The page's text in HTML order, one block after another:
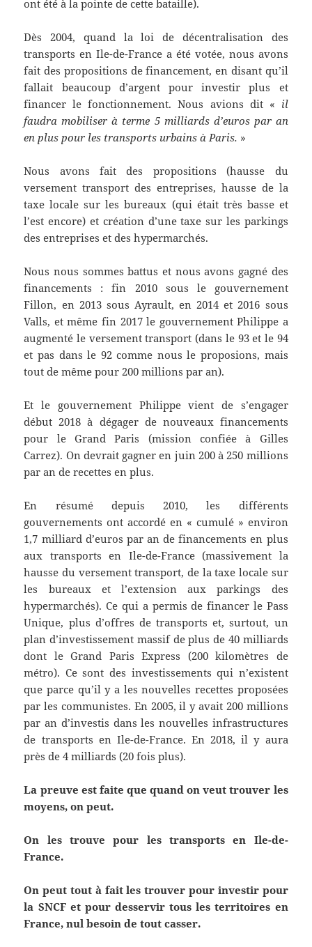
ont été à la pointe de cette bataille).
Dès 2004, quand la loi de décentralisation des
transports en Ile-de-France a été votée, nous avons
fait des propositions de financement, en disant qu’il
fallait beaucoup d’argent pour investir plus et
financer le fonctionnement. Nous avions dit « il
faudra mobiliser à terme 5 milliards d’euros par an
en plus pour les transports urbains à Paris. »
Nous avons fait des propositions (hausse du
versement transport des entreprises, hausse de la
taxe locale sur les bureaux (qui était très basse et
l’est encore) et création d’une taxe sur les parkings
des entreprises et des hypermarchés.
Nous nous sommes battus et nous avons gagné des
financements : fin 2010 sous le gouvernement
Fillon, en 2013 sous Ayrault, en 2014 et 2016 sous
Valls, et même fin 2017 le gouvernement Philippe a
augmenté le versement transport (dans le 93 et le 94
et pas dans le 92 comme nous le proposions, mais
tout de même pour 200 millions par an).
Et le gouvernement Philippe vient de s’engager
début 2018 à dégager de nouveaux financements
pour le Grand Paris (mission confiée à Gilles
Carrez). On devrait gagner en juin 200 à 250 millions
par an de recettes en plus.
En résumé depuis 2010, les différents
gouvernements ont accordé en « cumulé » environ
1,7 milliard d’euros par an de financements en plus
aux transports en Ile-de-France (massivement la
hausse du versement transport, de la taxe locale sur
les bureaux et l’extension aux parkings des
hypermarchés). Ce qui a permis de financer le Pass
Unique, plus d’offres de transports et, surtout, un
plan d’investissement massif de plus de 40 milliards
dont le Grand Paris Express (200 kilomètres de
métro). Ce sont des investissements qui n’existent
que parce qu’il y a les nouvelles recettes proposées
par les communistes. En 2005, il y avait 200 millions
par an d’investis dans les nouvelles infrastructures
de transports en Ile-de-France. En 2018, il y aura
près de 4 milliards (20 fois plus).
La preuve est faite que quand on veut trouver les
moyens, on peut.
On les trouve pour les transports en Ile-de-
France.
On peut tout à fait les trouver pour investir pour
la SNCF et pour desservir tous les territoires en
France, nul besoin de tout casser.